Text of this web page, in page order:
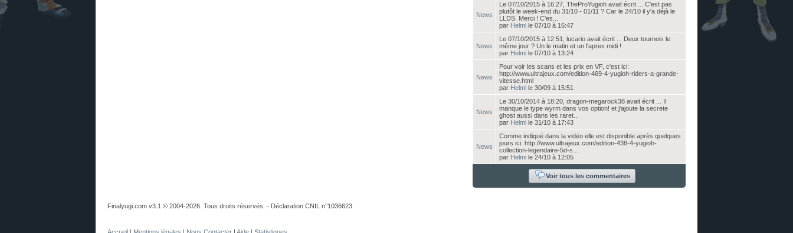
News
Le 07/10/2015 à 16:27, TheProYugioh avait écrit ... C'est pas
plutôt le week-end du 31/10 - 01/11 ? Car le 24/10 il y'a déjà le
LLDS. Merci ! C'es...
par Helmile 07/10 à 16:47
News
Le 07/10/2015 à 12:51, lucario avait écrit ... Deux tournois le
même jour ? Un le matin et un l'apres midi !
par Helmile 07/10 à 13:24
News
Pour voir les scans et les prix en VF, c'est ici:
http://www.ultrajeux.com/edition-469-4-yugioh-riders-a-grande-
vitesse.html
par Helmile 30/09 à 15:51
News
Le 30/10/2014 à 18:20, dragon-megarock38 avait écrit ... Il
manque le type wyrm dans vos option! et j'ajoute la secrete
ghost aussi dans les raret...
par Helmile 31/10 à 17:43
News
Comme indiqué dans la vidéo elle est disponible après quelques
jours ici: http://www.ultrajeux.com/edition-438-4-yugioh-
collection-legendaire-5d-s...
par Helmile 24/10 à 12:05
Voir tous les commentaires
Finalyugi.com v3.1 © 2004-2026. Tous droits réservés. - Déclaration CNIL n°1036623